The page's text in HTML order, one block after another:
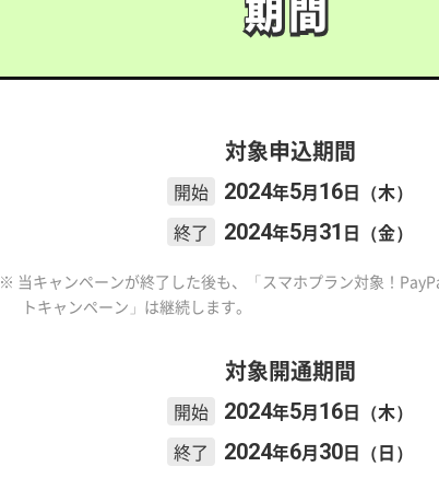
期間
対象申込期間
開始 2024年5月16日（木）
終了
2024年5月31 日（金）
※ 当キャンペーンが終了した後も、「スマホプラン対象！
トキャンペーン」は継続します。
対象開通期間
開始 2024年5月16日（木）
終了
2024年6月30日（日）